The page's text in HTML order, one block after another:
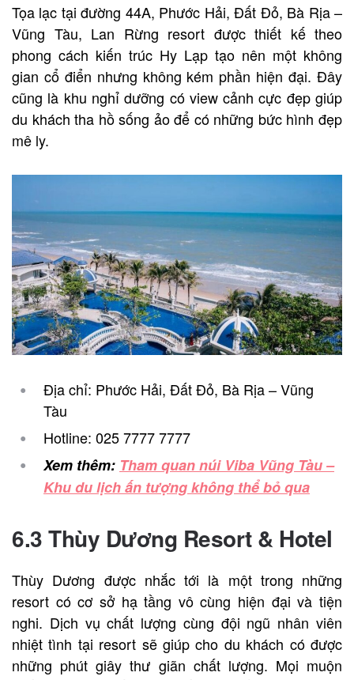
Tọa lạc tại đường 44A, Phước Hải, Đất Đỏ, Bà Rịa –
Vũng Tàu, Lan Rừng resort được thiết kế theo
phong cách kiến trúc Hy Lạp tạo nên một không
gian cổ điển nhưng không kém phần hiện đại. Đây
cũng là khu nghỉ dưỡng có view cảnh cực đẹp giúp
du khách tha hồ sống ảo để có những bức hình đẹp
mê ly.
Địa chỉ: Phước Hải, Đất Đỏ, Bà Rịa – Vũng
Tàu
Hotline: 025 7777 7777
Xem thêm: Tham quan núi Viba Vũng Tàu –
Khu du lịch ấn tượng không thể bỏ qua
6.3 Thùy Dương Resort & Hotel
Thùy Dương được nhắc tới là một trong những
resort có cơ sở hạ tầng vô cùng hiện đại và tiện
nghi. Dịch vụ chất lượng cùng đội ngũ nhân viên
nhiệt tình tại resort sẽ giúp cho du khách có được
những phút giây thư giãn chất lượng. Mọi muộn